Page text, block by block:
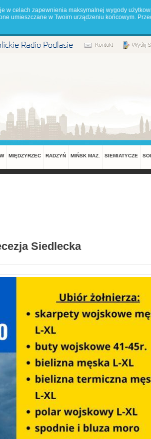
w celach zapewnienia maksymalnej wygody
umieszczane w Twoim urządzeniu końcowym.
MIĘDZYRZEC RADZYŃ MIŃSK MAZ. SIEMIATYCZE
Siedlecka